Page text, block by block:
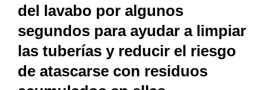
del lavabo por algunos
segundos para ayudar a limpiar
las tuberías y reducir el riesgo
de atascarse con residuos